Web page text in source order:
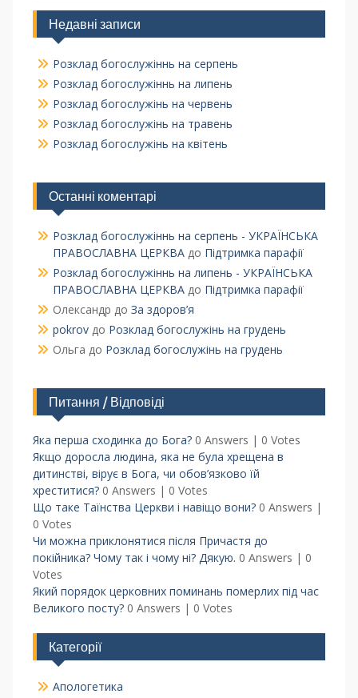
Недавні записи
Розклад богослужіннь на серпень
Розклад богослужіннь на липень
Розклад богослужінь на червень
Розклад богослужінь на травень
Розклад богослужінь на квітень
Останні коментарі
Розклад богослужіннь на серпень - УКРАЇНСЬКА
ПРАВОСЛАВНА ЦЕРКВАдо Підтримка парафії
Розклад богослужіннь на липень - УКРАЇНСЬКА
ПРАВОСЛАВНА ЦЕРКВАдо Підтримка парафії
Олександр до За здоров’я
pokrovдо Розклад богослужінь на грудень
Ольга до Розклад богослужінь на грудень
Питання / Відповіді
Яка перша сходинка до Бога? 0 Answers | 0 Votes
Якщо доросла людина, яка не була хрещена в
дитинстві, вірує в Бога, чи обов’язково їй
хреститися? 0 Answers | 0 Votes
Що таке Таїнства Церкви і навіщо вони? 0 Answers |
0 Votes
Чи можна приклонятися після Причастя до
покійника? Чому так і чому ні? Дякую. 0 Answers | 0
Votes
Який порядок церковних поминань померлих під час
Великого посту? 0 Answers | 0 Votes
Категорії
Апологетика